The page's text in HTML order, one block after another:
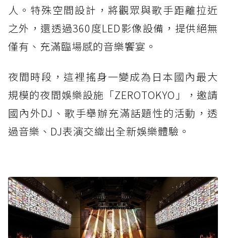
人。特殊空間設計，將觀眾與歌手距離拉近
之外，還透過360度LED影像設備，提供絕無
僅有、充滿臨場感的音樂饗宴。
夜間時段，這裡搖身一變成為日本國內最大
規模的夜間娛樂設施「ZEROTOKYO」，邀請
國內外DJ、歌手舉辦充滿話題性的活動，透
過音樂、DJ表演交織出全新娛樂體驗。